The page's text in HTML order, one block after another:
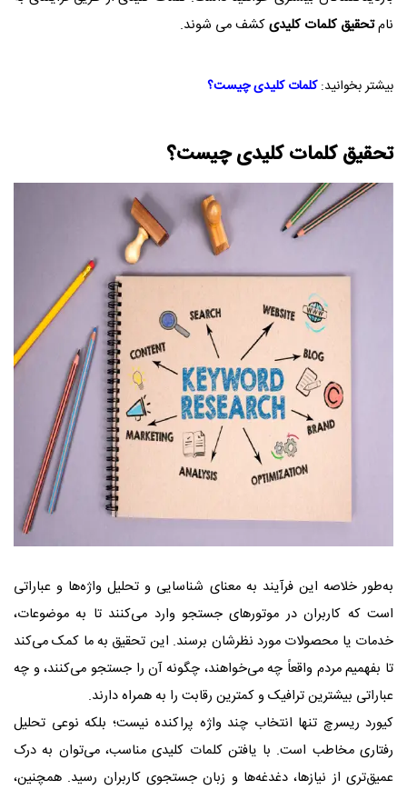
نامتحقیق کلمات کلیدیکشف می شوند.
بیشتر بخوانید:کلمات کلیدی چیست؟
تحقیق کلمات کلیدی چیست؟
به‌طور خلاصه این فرآیند به معنای شناسایی و تحلیل واژه‌ها و عباراتی
است که کاربران در موتورهای جستجو وارد می‌کنند تا به موضوعات،
خدمات یا محصولات مورد نظرشان برسند. این تحقیق به ما کمک می‌کند
تا بفهمیم مردم واقعاً چه می‌خواهند، چگونه آن را جستجو می‌کنند، و چه
عباراتی بیشترین ترافیک و کمترین رقابت را به همراه دارند.
کیورد ریسرچ تنها انتخاب چند واژه پراکنده نیست؛ بلکه نوعی تحلیل
رفتاری مخاطب است. با یافتن کلمات کلیدی مناسب، می‌توان به درک
عمیق‌تری از نیازها، دغدغه‌ها و زبان جستجوی کاربران رسید. همچنین،